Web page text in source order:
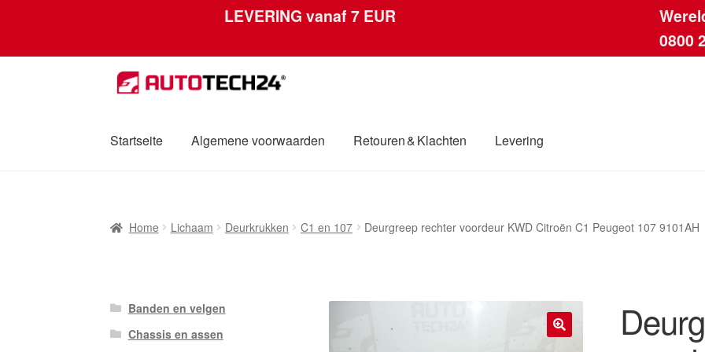
LEVERING vanaf 7 EUR
0800
Skip
to
Skip
to
Startseite Algemene voorwaarden Retouren & Klachten Levering
Mijn accountOver onsPrivacybeleidWereldwijde verzendingWinkelwagen
Home Lichaam Deurkrukken C1 en 107 Deurgreep rechter voordeur KWD Citroën C1 Peugeot 107 9101AH
Banden en velgen
Chassis en assen